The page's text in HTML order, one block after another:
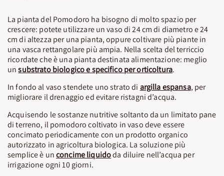
La pianta del Pomodoro ha bisogno di molto spazio per
crescere: potete utilizzare un vaso di 24 cm di diametro e 24
cm di altezza per una pianta, oppure coltivare più piante in
una vasca rettangolare più ampia. Nella scelta del terriccio
ricordate che è una pianta destinata alimentazione: meglio
unsubstrato biologico e specifico per orticoltura.
In fondo al vaso stendete uno strato di argilla espansa, per
migliorare il drenaggio ed evitare ristagni d’acqua.
Acquisendo le sostanze nutritive soltanto da un limitato pane
di terreno, il pomodoro coltivato in vaso deve essere
concimato periodicamente con un prodotto organico
autorizzato in agricoltura biologica. La soluzione più
semplice è unconcime liquidoda diluire nell’acqua per
irrigazione ogni 10 giorni.